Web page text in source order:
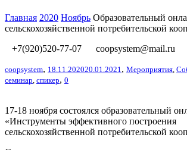
Главная 2020 Ноябрь Образовательный
сельскохозяйственной потребительской
+7(920)520-77-07
coopsystem@mail.ru
coopsystem, 18.11.202020.01.2021 , Мероприятия
семинар спикер, 0
17-18 ноября состоялся образовательный
«Инструменты эффективного построения
сельскохозяйственной потребительской